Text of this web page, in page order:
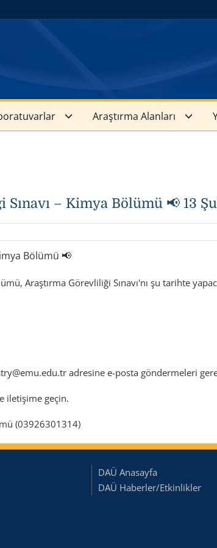
Araştırma Alanları
– Kimya Bölümü 📢 13
Bölümü 📢
Araştırma Görevliliği Sınavı'nı şu tarihte
adresine e-posta göndermeleri
iletişime geçin.
(03926301314)
DAÜ Anasayfa
DAÜ Haberler/Etkinlikler